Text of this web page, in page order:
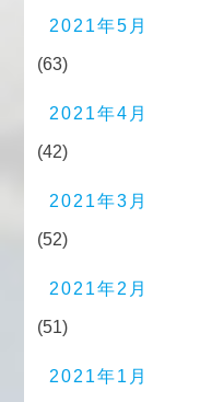
2021年5月
(63)
2021年4月
(42)
2021年3月
(52)
2021年2月
(51)
2021年1月